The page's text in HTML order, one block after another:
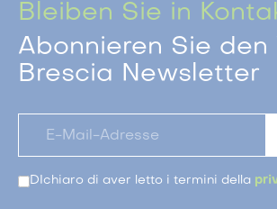
Bleiben Sie in
Abonnieren Sie den
Brescia Newsletter
DIchiaro di aver letto i termini della